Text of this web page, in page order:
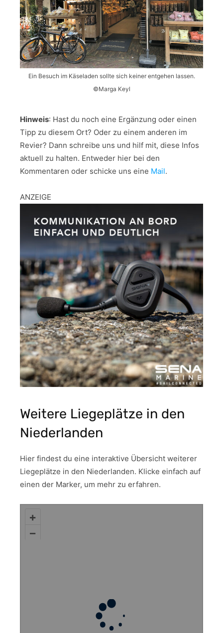
Ein Besuch im Käseladen sollte sich keiner entgehen lassen.
©Marga Keyl
Hinweis: Hast du noch eine Ergänzung oder einen
Tipp zu diesem Ort? Oder zu einem anderen im
Revier? Dann schreibe uns und hilf mit, diese Infos
aktuell zu halten. Entweder hier bei den
Kommentaren oder schicke uns eine Mail.
ANZEIGE
Weitere Liegeplätze in den
Niederlanden
Hier findest du eine interaktive Übersicht weiterer
Liegeplätze in den Niederlanden. Klicke einfach auf
einen der Marker, um mehr zu erfahren.
+
–